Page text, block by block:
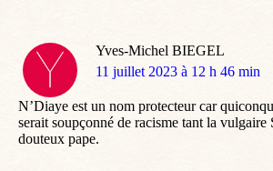
Yves-Michel BIEGEL
dit
11 juillet 2023 à 12 h 46 min
N’Diaye est un nom protecteur car
serait soupçonné de racisme tant la vulgaire
douteux pape.